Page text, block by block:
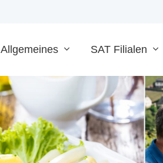
Allgemeines SAT Filialen